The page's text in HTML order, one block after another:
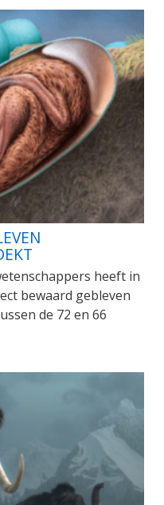
heeft in
bewaard gebleven
de 72 en 66